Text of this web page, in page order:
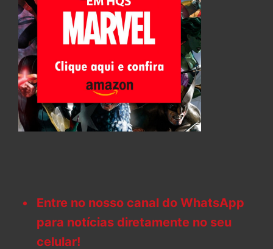
Entre no nosso canal do WhatsApp
para notícias diretamente no seu
celular!